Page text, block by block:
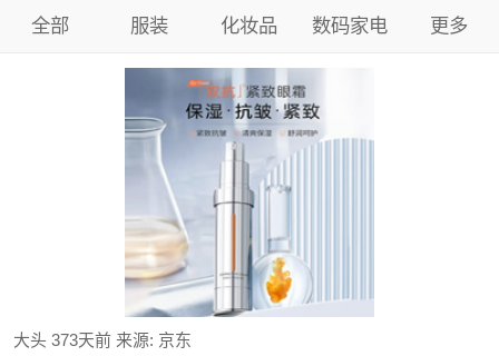
全部 服装 化妆品 数码家电 更多
大头 373天前来源: 京东